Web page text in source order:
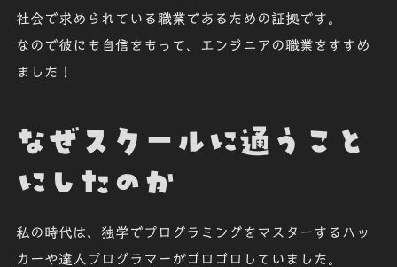
社会で求められている職業であるための証拠です。
なので彼にも自信をもって、
エンジニアの職業をすすめ
ました ！
なぜスクールに通うこと
にしたのか
私の時代は、独学でプログラミングをマスターするハッ
カーや達人プログラマーがゴロゴロしていました。